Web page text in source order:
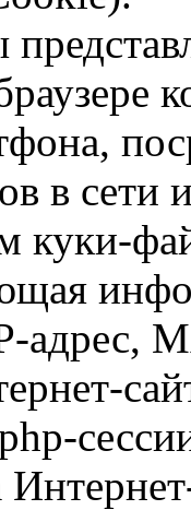
в сети
куки-
адрес,